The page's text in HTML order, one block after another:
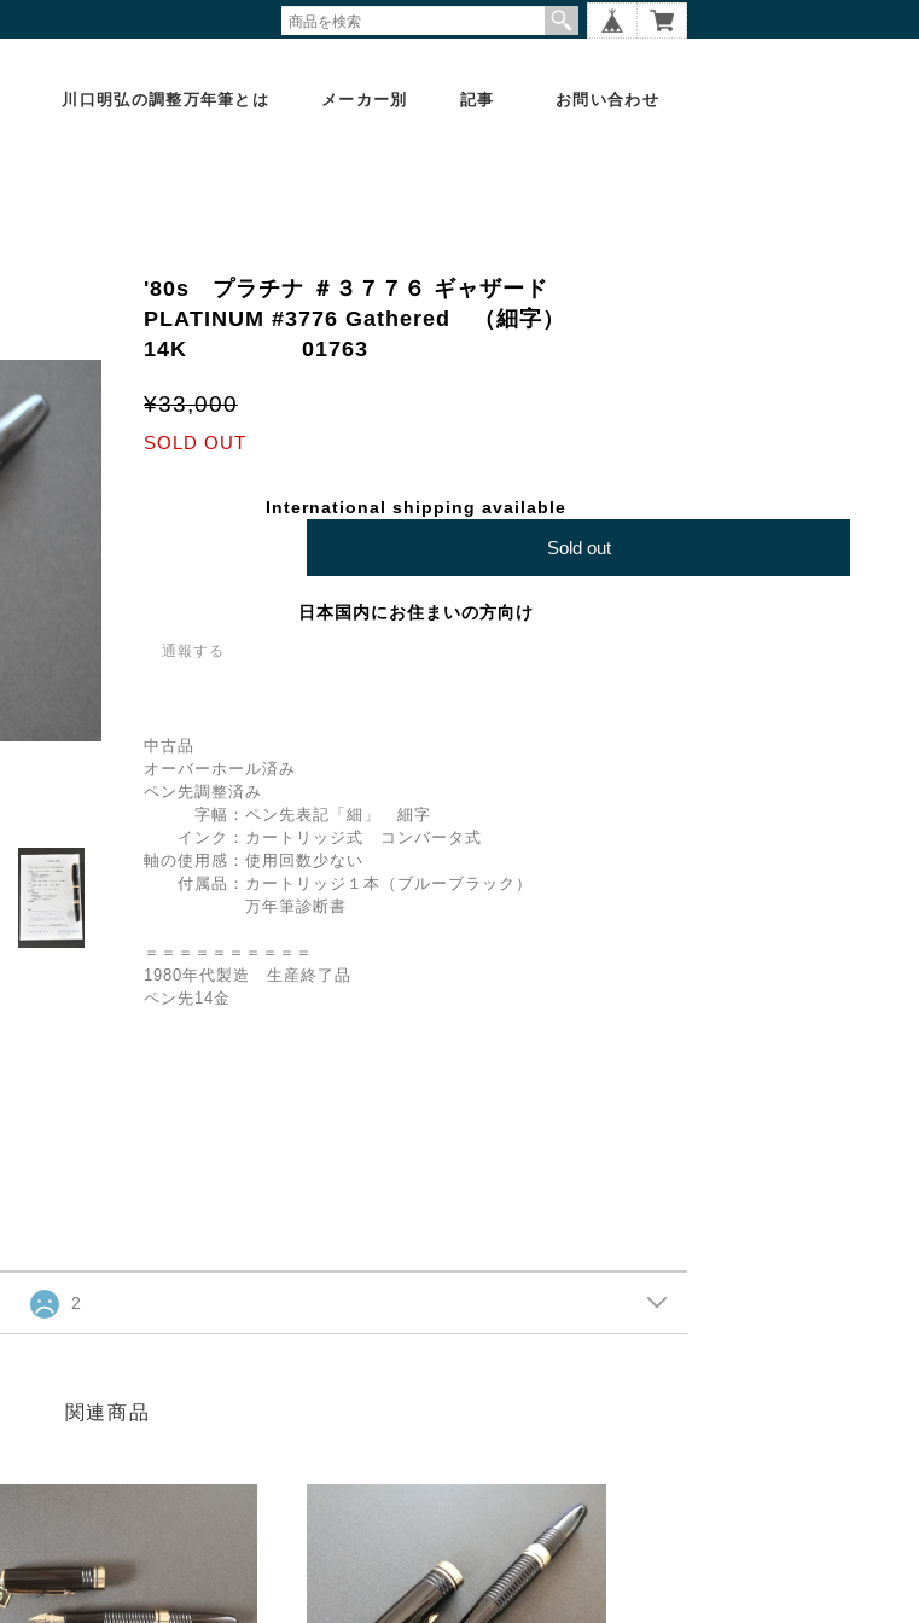
川口明弘の調整万年筆とは メーカー別 記事 お問い合わせ
'80s プラチナ ＃３７７６ ギャザード
PLATINUM #3776 Gathered （細字）
14K 01763
¥33,000
SOLD OUT
International shipping available
Sold out
日本国内にお住まいの方向け
通報する
中古品
オーバーホール済み
ペン先調整済み
字幅：ペン先表記「細」 細字
インク：カートリッジ式 コンバータ式
軸の使用感：使用回数少ない
付属品：カートリッジ１本（ブルーブラック）
万年筆診断書
＝＝＝＝＝＝＝＝＝＝
1980年代製造 生産終了品
ペン先14金
2
関連商品